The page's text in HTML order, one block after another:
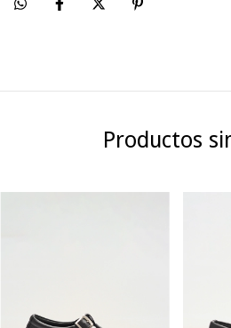
Productos